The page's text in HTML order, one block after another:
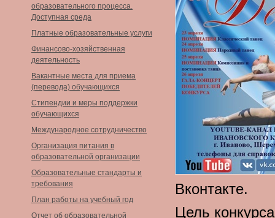
образовательного процесса.
Доступная среда
Платные образовательные услуги
Финансово-хозяйственная
деятельность
Вакантные места для приема
(перевода) обучающихся
Стипендии и меры поддержки
обучающихся
Международное сотрудничество
Организация питания в
образовательной организации
Образовательные стандарты и
требования
План работы на учебный год
Отчет об образовательной
Вконтакте.
Цель